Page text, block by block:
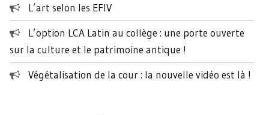
L’art selon les EFIV
L’option LCA Latin au collège : une porte ouverte
sur la culture et le patrimoine antique !
Végétalisation de la cour : la nouvelle vidéo est là !